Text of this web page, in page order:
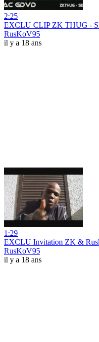
2:25
EXCLU CLIP ZK THUG -
RusKoV95
il y a 18 ans
1:29
EXCLU Invitation ZK &
RusKoV95
il y a 18 ans